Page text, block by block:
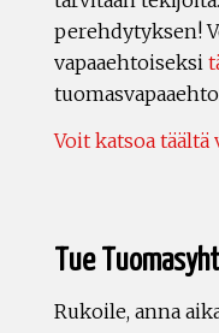
perehdytyksen!
vapaaehtoiseksi
Voit katsoa
Tue
Rukoile, anna